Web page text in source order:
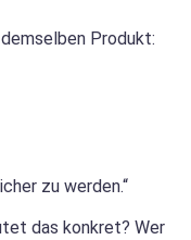
Produkt:
zu werden.“
das konkret? Wer